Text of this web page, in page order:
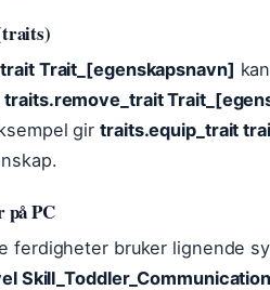
Trait_[egenskapsnavn]
traits.remove_trait
girtraits.equip_trait
på PC
ferdigheter bruker lignende